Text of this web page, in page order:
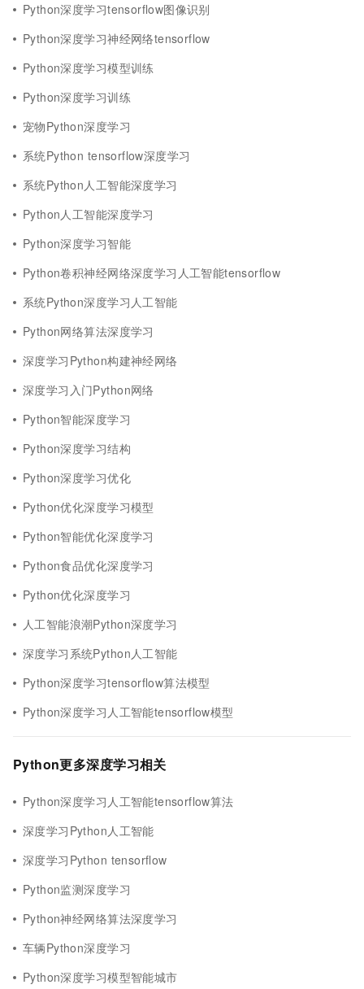
Python深度学习tensorflow图像识别
Python深度学习神经网络tensorflow
Python深度学习模型训练
Python深度学习训练
宠物Python深度学习
系统Python tensorflow深度学习
系统Python人工智能深度学习
Python人工智能深度学习
Python深度学习智能
Python卷积神经网络深度学习人工智能tensorflow
系统Python深度学习人工智能
Python网络算法深度学习
深度学习Python构建神经网络
深度学习入门Python网络
Python智能深度学习
Python深度学习结构
Python深度学习优化
Python优化深度学习模型
Python智能优化深度学习
Python食品优化深度学习
Python优化深度学习
人工智能浪潮Python深度学习
深度学习系统Python人工智能
Python深度学习tensorflow算法模型
Python深度学习人工智能tensorflow模型
Python更多深度学习相关
Python深度学习人工智能tensorflow算法
深度学习Python人工智能
深度学习Python tensorflow
Python监测深度学习
Python神经网络算法深度学习
车辆Python深度学习
Python深度学习模型智能城市